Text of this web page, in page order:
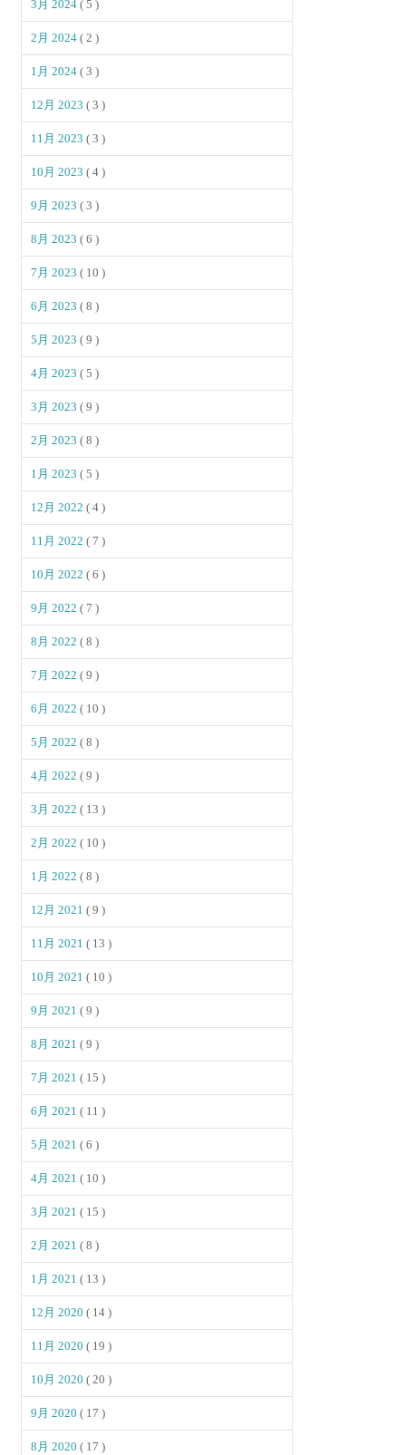
3月 2024( 5 )
2月 2024( 2 )
1月 2024( 3 )
12月 2023( 3 )
11月 2023( 3 )
10月 2023( 4 )
9月 2023( 3 )
8月 2023( 6 )
7月 2023( 10 )
6月 2023( 8 )
5月 2023( 9 )
4月 2023( 5 )
3月 2023( 9 )
2月 2023( 8 )
1月 2023( 5 )
12月 2022( 4 )
11月 2022( 7 )
10月 2022( 6 )
9月 2022( 7 )
8月 2022( 8 )
7月 2022( 9 )
6月 2022( 10 )
5月 2022( 8 )
4月 2022( 9 )
3月 2022( 13 )
2月 2022( 10 )
1月 2022( 8 )
12月 2021( 9 )
11月 2021( 13 )
10月 2021( 10 )
9月 2021( 9 )
8月 2021( 9 )
7月 2021( 15 )
6月 2021( 11 )
5月 2021( 6 )
4月 2021( 10 )
3月 2021( 15 )
2月 2021( 8 )
1月 2021( 13 )
12月 2020( 14 )
11月 2020( 19 )
10月 2020( 20 )
9月 2020( 17 )
8月 2020( 17 )